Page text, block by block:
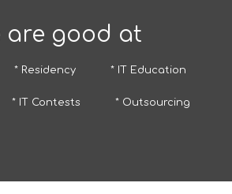
are good at
* Residency * IT Education
* IT Contests * Outsourcing